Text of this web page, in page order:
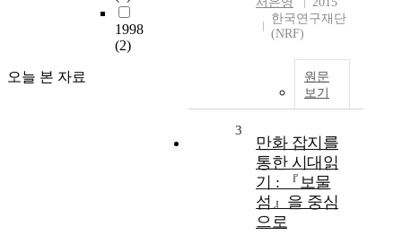
1998
(2)
오늘 본 자료
한국연구재단
(NRF)
원문
보기
3
만화 잡지를
통한 시대읽
기 : 『보물
섬』을 중심
으로